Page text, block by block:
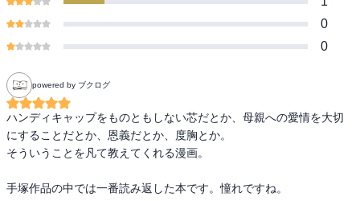
0
0
powered by ブクログ
ハンディキャップをものともしない芯だとか、母親への愛情を大切
にすることだとか、恩義だとか、度胸とか。
そういうことを凡て教えてくれる漫画。
手塚作品の中では一番読み返した本です。憧れですね。